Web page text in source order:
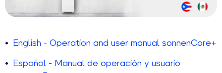
English - Operation and user manual sonnenCore+
Español - Manual de operación y usuario